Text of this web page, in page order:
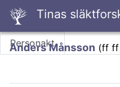
Tinas
Personakt
Anders Månsson (ff ff